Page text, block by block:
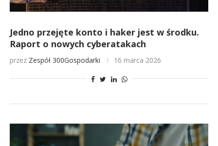
Jedno przejęte konto i haker jest w środku.
Raport o nowych cyberatakach
przez Zespół 300Gospodarki 16 marca 2026